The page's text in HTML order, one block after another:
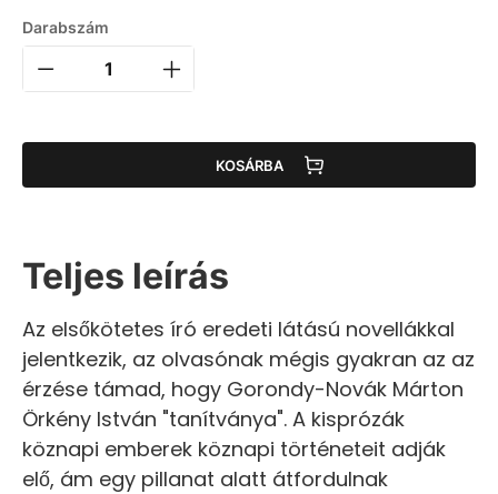
Darabszám
KOSÁRBA
Teljes leírás
Az elsőkötetes író eredeti látású novellákkal
jelentkezik, az olvasónak mégis gyakran az az
érzése támad, hogy Gorondy-Novák Márton
Örkény István "tanítványa". A kisprózák
köznapi emberek köznapi történeteit adják
elő, ám egy pillanat alatt átfordulnak